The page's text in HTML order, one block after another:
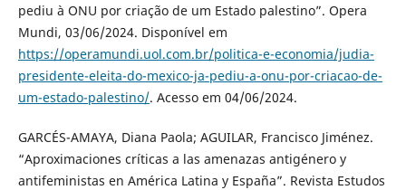
pediu à ONU por criação de um Estado palestino”. Opera
Mundi, 03/06/2024. Disponível em
https://operamundi.uol.com.br/politica-e-economia/judia-
presidente-eleita-do-mexico-ja-pediu-a-onu-por-criacao-de-
um-estado-palestino/. Acesso em 04/06/2024.
GARCÉS-AMAYA, Diana Paola; AGUILAR, Francisco Jiménez.
“Aproximaciones críticas a las amenazas antigénero y
antifeministas en América Latina y España”. Revista Estudos